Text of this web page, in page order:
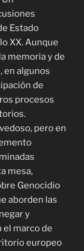
Estado
XX. Aunque
memoria y de
en algunos
de
procesos
pero en
mesa,
Genocidio
aborden las
y
marco de
europeo